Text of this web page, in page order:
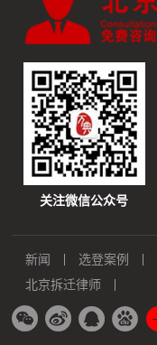
关注微信公众号
新闻 选登案例
北京拆迁律师